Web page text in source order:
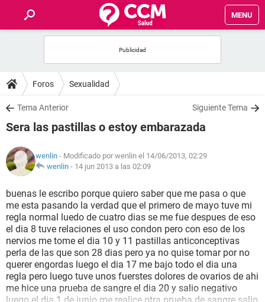
MENU
FOROS
SALUD
NUTRICIÓN
BIENESTAR
SEXUALIDAD
GLOSARIO
Foros Sexualidad
Tema Anterior Siguiente Tema
Sera las pastillas o estoy embarazada
wenlin - Modificado por wenlin el 14/06/2013, 02:29
wenlin - 14 jun 2013 a las 02:09
buenas le escribo porque quiero saber que me pasa o que
me esta pasando la verdad que el primero de mayo tuve mi
regla normal luedo de cuatro dias se me fue despues de eso
el dia 8 tuve relaciones el uso condon pero con eso de los
nervios me tome el dia 10 y 11 pastillas anticonceptivas
perla de las que son 28 dias pero ya no quise tomar por no
querer engordas luego el dia 17 me bajo todo el dia una
regla pero luego tuve unos fuerstes dolores de ovarios de ahi
me hice una prueba de sangre el dia 20 y salio negativo